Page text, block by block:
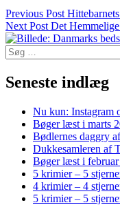
Previous Post
Next Post Det
Søg
efter:
Seneste indlæg
Nu kun: Instagram
Bøger læst i marts
Bødlernes daggry
Dukkesamleren af
Bøger læst i
5 krimier – 5
4 krimier – 4
5 krimier – 5